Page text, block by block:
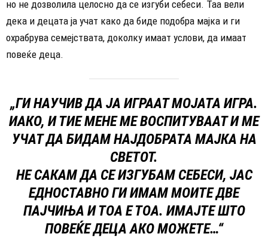
но не дозволила целосно да се изгуби себеси. Таа вели
дека и децата ја учат како да биде подобра мајка и ги
охрабрува семејствата, доколку имаат услови, да имаат
повеќе деца.
„ГИ НАУЧИВ ДА ЈА ИГРААТ МОЈАТА ИГРА.
ИАКО, И ТИЕ МЕНЕ МЕ ВОСПИТУВААТ И МЕ
УЧАТ ДА БИДАМ НАЈДОБРАТА МАЈКА НА
СВЕТОТ.
НЕ САКАМ ДА СЕ ИЗГУБАМ СЕБЕСИ, ЈАС
ЕДНОСТАВНО ГИ ИМАМ МОИТЕ ДВЕ
ПАЈЧИЊА И ТОА Е ТОА. ИМАЈТЕ ШТО
ПОВЕЌЕ ДЕЦА АКО МОЖЕТЕ…“